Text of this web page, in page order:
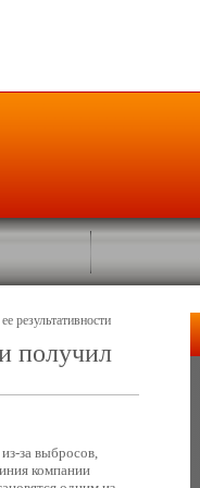
результативности
получил
за выбросов,
компании